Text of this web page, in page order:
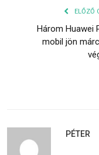
ELŐZŐ
Három Huawei
mobil jön
PÉTER